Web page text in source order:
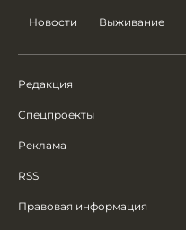
Новости Выживание
Редакция
Спецпроекты
Реклама
RSS
Правовая информация